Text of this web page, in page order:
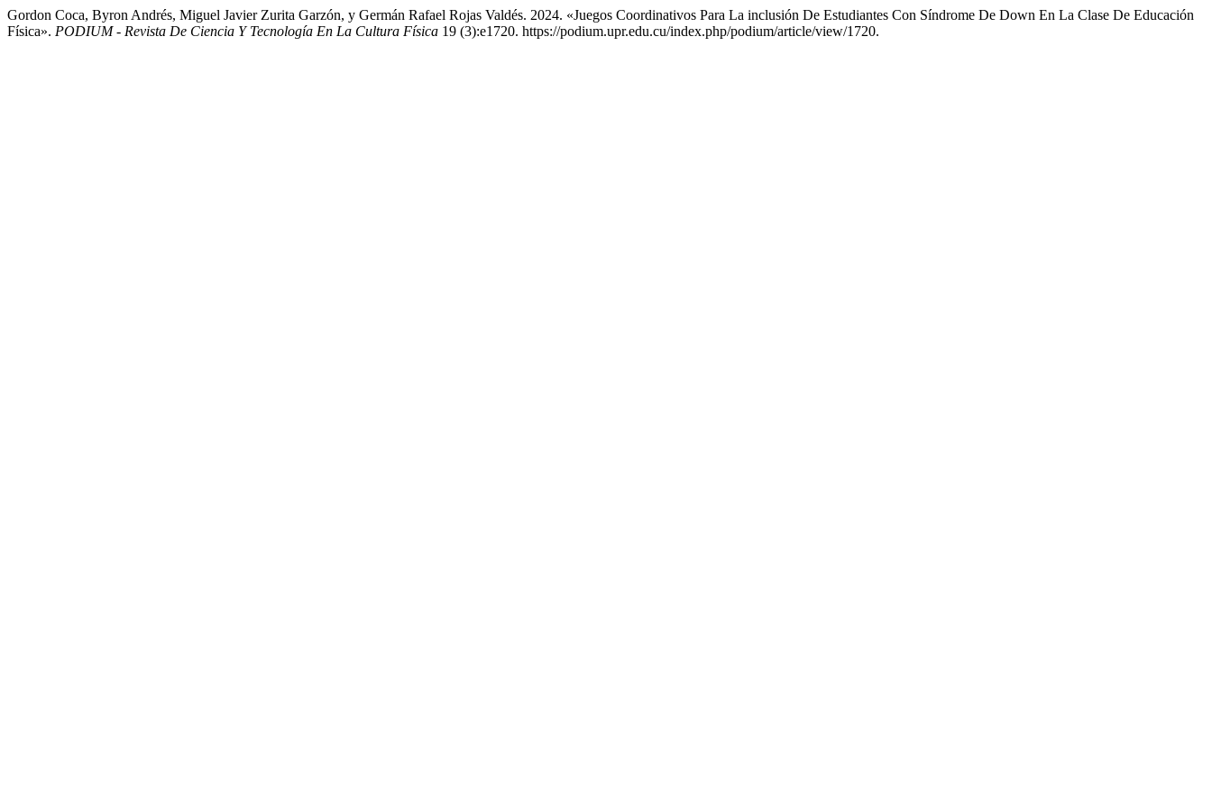
Gordon Coca, Byron Andrés, Miguel Javier Zurita Garzón, y Germán Rafael Rojas Valdés. 2024. «Juegos Coordinativos Para La inclusión De Estudiantes Con Síndrome De Down En La Clase De Educación
Física». PODIUM - Revista De Ciencia Y Tecnología En La Cultura Física 19 (3):e1720. https://podium.upr.edu.cu/index.php/podium/article/view/1720.